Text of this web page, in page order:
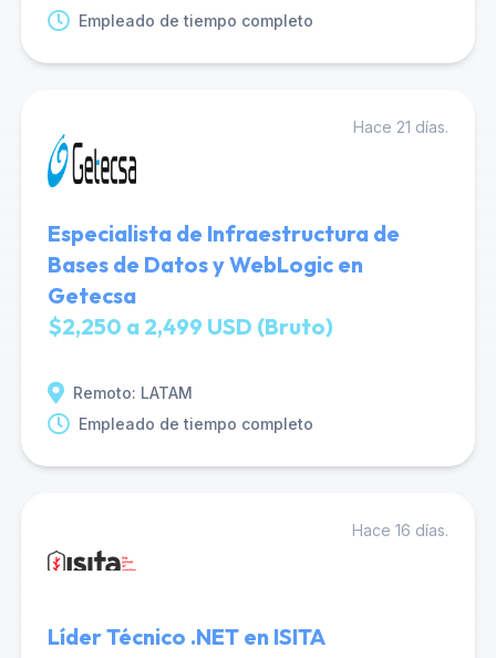
Empleado de tiempo completo
Hace 21 días.
Especialista de Infraestructura de
Bases de Datos y WebLogic en
Getecsa
$2,250 a 2,499 USD (Bruto)
Remoto: LATAM
Empleado de tiempo completo
Hace 16 días.
Líder Técnico .NET en ISITA